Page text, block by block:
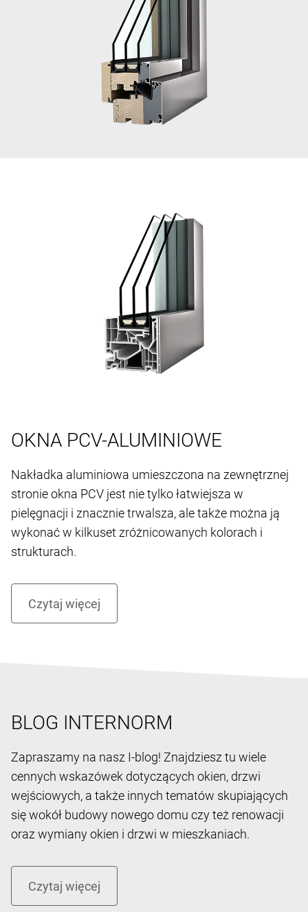
OKNA PCV-ALUMINIOWE
Nakładka aluminiowa umieszczona na zewnętrznej
stronie okna PCV jest nie tylko łatwiejsza w
pielęgnacji i znacznie trwalsza, ale także można ją
wykonać w kilkuset zróżnicowanych kolorach i
strukturach.
BLOG INTERNORM
Zapraszamy na nasz I-blog! Znajdziesz tu wiele
cennych wskazówek dotyczących okien, drzwi
wejściowych, a także innych tematów skupiających
się wokół budowy nowego domu czy też renowacji
oraz wymiany okien i drzwi w mieszkaniach.